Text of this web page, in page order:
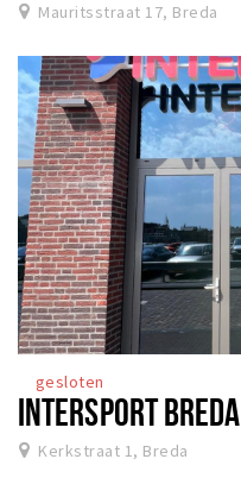
Mauritsstraat 17, Breda
gesloten
INTERSPORT BREDA
Kerkstraat 1, Breda